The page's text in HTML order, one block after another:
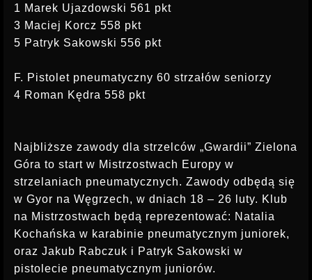
1 Marek Ujazdowski 561 pkt
3 Maciej Korcz 558 pkt
5 Patryk Sakowski 556 pkt
F. Pistolet pneumatyczny 60 strzałów seniorzy
4 Roman Kędra 558 pkt
Najbliższe zawody dla strzelców „Gwardii” Zielona
Góra to start w Mistrzostwach Europy w
strzelaniach pneumatycznych. Zawody odbędą się
w Gyor na Węgrzech, w dniach 18 – 26 luty. Klub
na Mistrzostwach będą reprezentować: Natalia
Kochańska w karabinie pneumatycznym juniorek,
oraz Jakub Rabczuk i Patryk Sakowski w
pistolecie pneumatycznym juniorów.